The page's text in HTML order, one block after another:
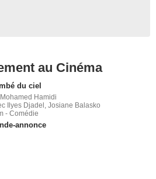
au Cinéma
du ciel
Hamidi
Ilyes Djadel, Josiane Balasko
- Comédie
annonce